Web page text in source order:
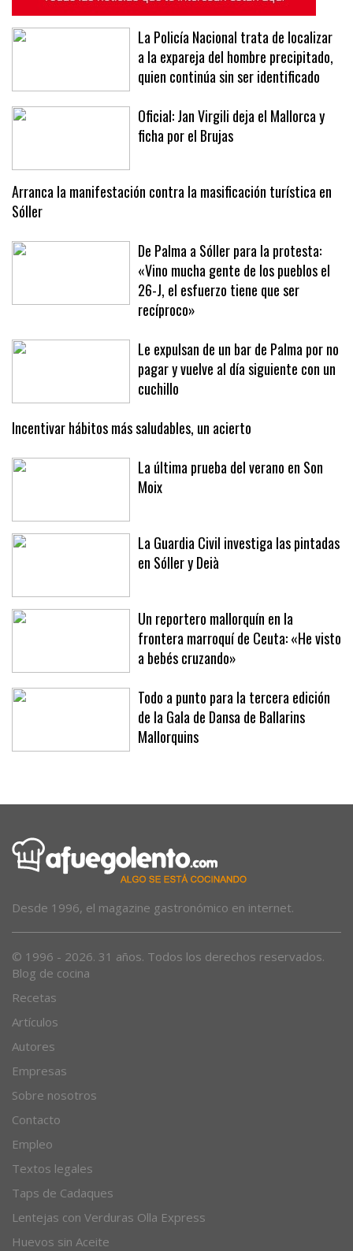
La Policía Nacional trata de localizar
a la expareja del hombre precipitado,
quien continúa sin ser identificado
Oficial: Jan Virgili deja el Mallorca y
Arranca la manifestación contra la masificación turística en
Sóller
De Palma a Sóller para la protesta:
«Vino mucha gente de los pueblos el
26-J, el esfuerzo tiene que ser
recíproco»
Le expulsan de un bar de Palma por no
pagar y vuelve al día siguiente con un
cuchillo
Incentivar hábitos más saludables, un acierto
La última prueba del verano en Son
La Guardia Civil investiga las pintadas
Un reportero mallorquín en la
frontera marroquí de Ceuta: «He visto
a bebés cruzando»
Todo a punto para la tercera edición
de la Gala de Dansa de Ballarins
Blog de cocina
Recetas
Artículos
Autores
Empresas
Sobre nosotros
Contacto
Empleo
Textos legales
Taps de Cadaques